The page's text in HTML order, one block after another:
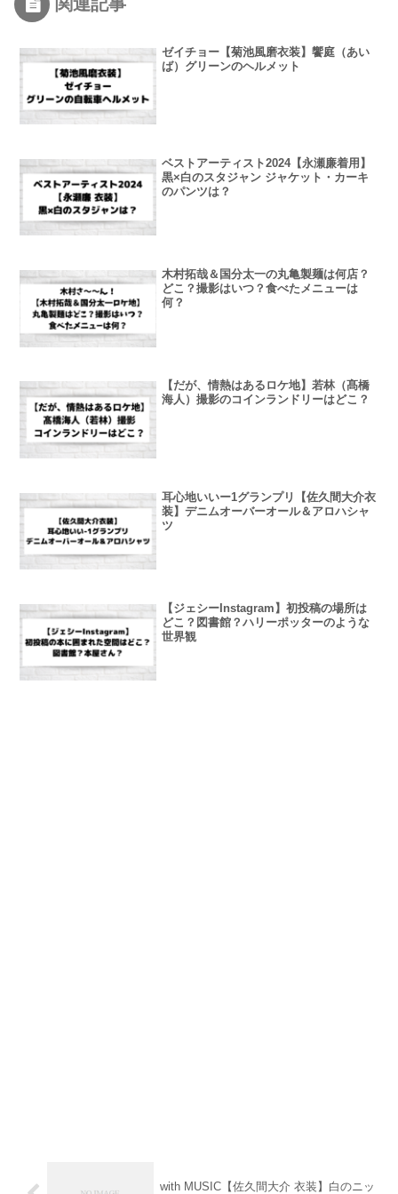
ゼイチョー【菊池風磨衣装】饗庭（あい
ば）グリーンのヘルメット
ベストアーティスト2024【永瀬廉着用】
黒×白のスタジャン ジャケット・カーキ
のパンツは？
木村拓哉＆国分太一の丸亀製麺は何店？
どこ？撮影はいつ？食べたメニューは
何？
【だが、情熱はあるロケ地】若林（髙橋
海人）撮影のコインランドリーはどこ？
耳心地いいー1グランプリ【佐久間大介衣
装】デニムオーバーオール＆アロハシャ
ツ
【ジェシーInstagram】初投稿の場所は
どこ？図書館？ハリーポッターのような
世界観
with MUSIC【佐久間大介 衣装】白のニッ